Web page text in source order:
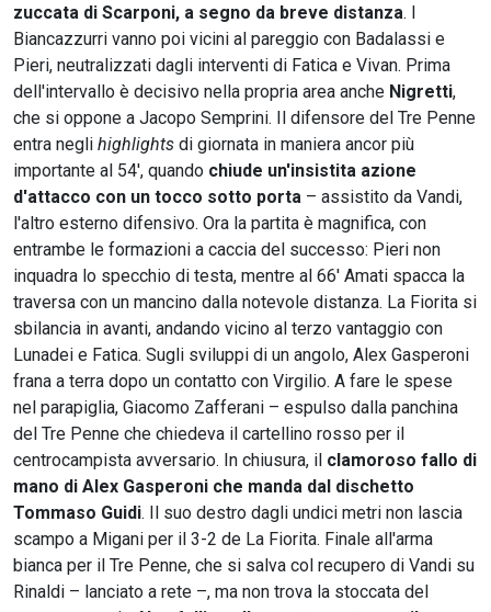
zuccata di Scarponi, a segno da breve distanza. I
Biancazzurri vanno poi vicini al pareggio con Badalassi e
Pieri, neutralizzati dagli interventi di Fatica e Vivan. Prima
dell'intervallo è decisivo nella propria area anche Nigretti,
che si oppone a Jacopo Semprini. Il difensore del Tre Penne
entra negli highlights di giornata in maniera ancor più
importante al 54', quando chiude un'insistita azione
d'attacco con un tocco sotto porta – assistito da Vandi,
l'altro esterno difensivo. Ora la partita è magnifica, con
entrambe le formazioni a caccia del successo: Pieri non
inquadra lo specchio di testa, mentre al 66' Amati spacca la
traversa con un mancino dalla notevole distanza. La Fiorita si
sbilancia in avanti, andando vicino al terzo vantaggio con
Lunadei e Fatica. Sugli sviluppi di un angolo, Alex Gasperoni
frana a terra dopo un contatto con Virgilio. A fare le spese
nel parapiglia, Giacomo Zafferani – espulso dalla panchina
del Tre Penne che chiedeva il cartellino rosso per il
centrocampista avversario. In chiusura, il clamoroso fallo di
mano di Alex Gasperoni che manda dal dischetto
Tommaso Guidi. Il suo destro dagli undici metri non lascia
scampo a Migani per il 3-2 de La Fiorita. Finale all'arma
bianca per il Tre Penne, che si salva col recupero di Vandi su
Rinaldi – lanciato a rete –, ma non trova la stoccata del